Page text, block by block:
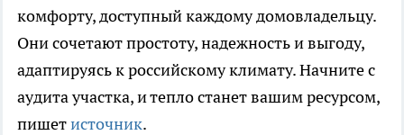
комфорту, доступный каждому домовладельцу.
Они сочетают простоту, надежность и выгоду,
адаптируясь к российскому климату. Начните с
аудита участка, и тепло станет вашим ресурсом,
пишетисточник.